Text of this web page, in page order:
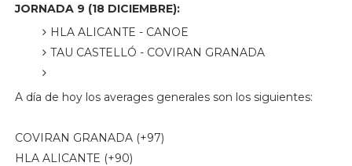
JORNADA 9 (18 DICIEMBRE):
HLA ALICANTE - CANOE
TAU CASTELLÓ - COVIRAN GRANADA
A día de hoy los averages generales son los siguientes:
COVIRAN GRANADA (+97)
HLA ALICANTE (+90)